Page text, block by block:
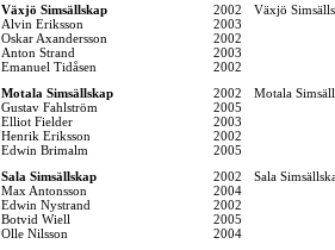
Växjö Simsällskap 2002
Växjö
Alvin Eriksson
2003
Oskar Axandersson
2002
Anton Strand
2003
Emanuel Tidåsen
2002
Motala Simsällskap 2002
Motala
Gustav Fahlström
2005
Elliot Fielder
2003
Henrik Eriksson
2002
Edwin Brimalm
2005
Sala Simsällskap 2002
Sala
Max Antonsson
2004
Edwin Nystrand
2002
Botvid Wiell
2005
Olle Nilsson
2004